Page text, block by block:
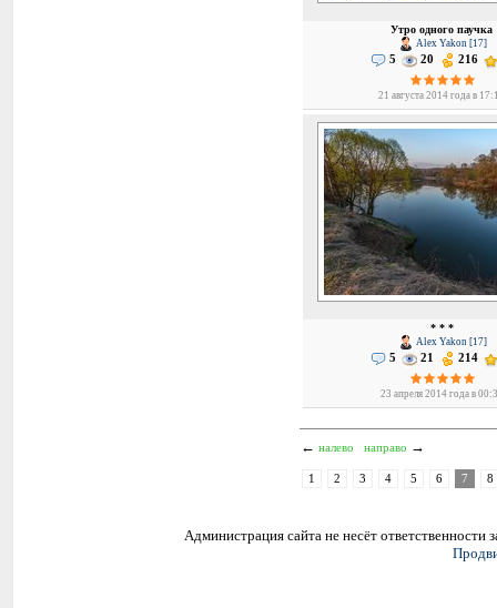
Утро одного паучка
Alex Yakon [17]
5 20 216
21 августа 2014 года в
* * *
Alex Yakon [17]
5 21 214
23 апреля 2014 года в
← налево направо →
1 2 3 4 5 6 7 8
Администрация сайта не несёт ответственности